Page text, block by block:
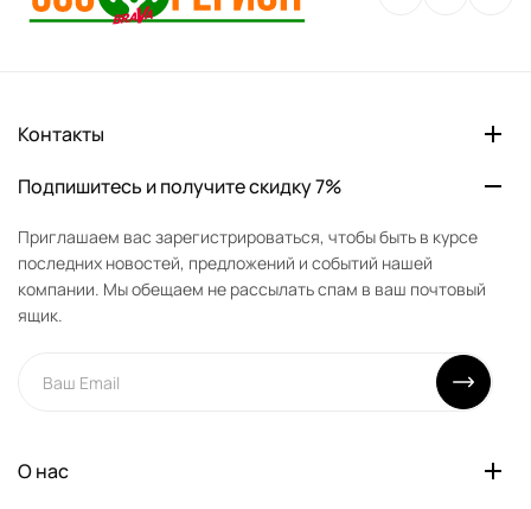
Контакты
Подпишитесь и получите скидку 7%
Приглашаем вас зарегистрироваться, чтобы быть в курсе
последних новостей, предложений и событий нашей
компании. Мы обещаем не рассылать спам в ваш почтовый
ящик.
О нас